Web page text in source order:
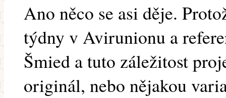
Ano něco se asi děje.
týdny v Avirunionu a
Šmied a tuto záležitost
originál, nebo nějakou